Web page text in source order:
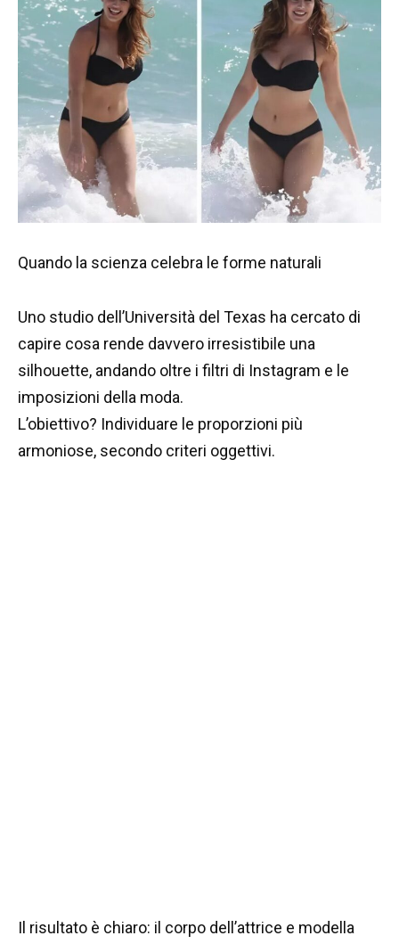
Quando la scienza celebra le forme naturali
Uno studio dell’Università del Texas ha cercato di
capire cosa rende davvero irresistibile una
silhouette, andando oltre i filtri di Instagram e le
imposizioni della moda.
L’obiettivo? Individuare le proporzioni più
armoniose, secondo criteri oggettivi.
Il risultato è chiaro: il corpo dell’attrice e modella